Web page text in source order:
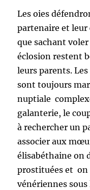
Les oies
partenaire et leur
que sachant
éclosion restent
leurs parents.
sont toujours
nuptiale
galanterie, le
à rechercher un
associer aux
élisabéthaine on
prostituées et on
vénériennes